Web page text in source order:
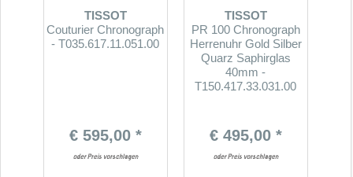
TISSOT
Couturier Chronograph
- T035.617.11.051.00
€ 595,00 *
TISSOT
PR 100 Chronograph
Herrenuhr Gold Silber
Quarz Saphirglas
40mm -
T150.417.33.031.00
€ 495,00 *